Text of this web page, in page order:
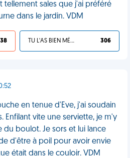
tellement sales que j'ai préféré
dans le jardin. VDM
TU L'AS BIEN MÉRITÉ 306
en tenue d'Eve, j'ai soudain
Enfilant vite une serviette, je m'y
du boulot. Je sors et lui lance
d'être à poil pour avoir envie
était dans le couloir. VDM